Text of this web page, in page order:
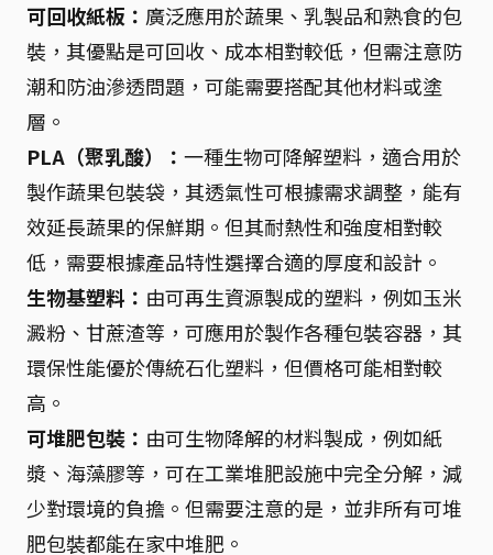
可回收紙板： 廣泛應用於蔬果、乳製品和熟食的包
裝，其優點是可回收、成本相對較低，但需注意防
潮和防油滲透問題，可能需要搭配其他材料或塗
層。
PLA（聚乳酸）： 一種生物可降解塑料，適合用於
製作蔬果包裝袋，其透氣性可根據需求調整，能有
效延長蔬果的保鮮期。但其耐熱性和強度相對較
低，需要根據產品特性選擇合適的厚度和設計。
生物基塑料： 由可再生資源製成的塑料，例如玉米
澱粉、甘蔗渣等，可應用於製作各種包裝容器，其
環保性能優於傳統石化塑料，但價格可能相對較
高。
可堆肥包裝： 由可生物降解的材料製成，例如紙
漿、海藻膠等，可在工業堆肥設施中完全分解，減
少對環境的負擔。但需要注意的是，並非所有可堆
肥包裝都能在家中堆肥。